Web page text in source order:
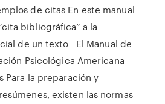
de citas En este manual
bibliográfica” a la
de un texto El Manual de
Psicológica Americana
Para la preparación y
existen las normas